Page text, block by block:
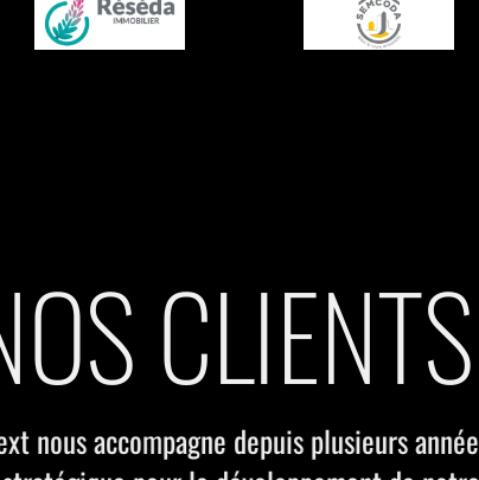
CLIENTS
Next m'a accompagné dans deux